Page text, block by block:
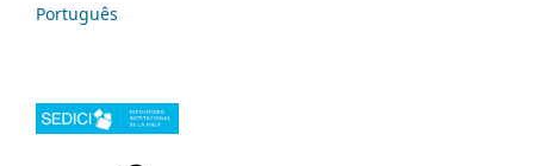
Português